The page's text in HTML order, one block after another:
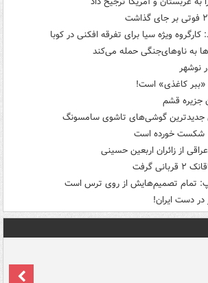
ویژه سیا برای تفرقه افکنی در کوبا
نوشهر
«ببر کاغذی» است!
جزیره قشم
گوشی‌های تاشوی سامسونگ
شکست خورده است
از زائران اربعین حسینی
گرفت
تمام تصمیم‌هایش از روی ترس است
دست ایران!